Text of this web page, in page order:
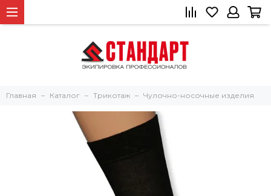
Главная Каталог Трикотаж Чулочно-носочные изделия